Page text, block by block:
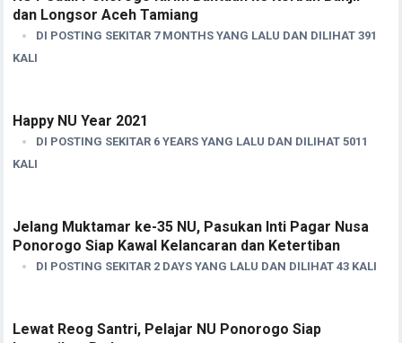
dan Longsor Aceh Tamiang
DI POSTING SEKITAR 7 MONTHS YANG LALU DAN DILIHAT 391
KALI
Happy NU Year 2021
DI POSTING SEKITAR 6 YEARS YANG LALU DAN DILIHAT 5011
KALI
Jelang Muktamar ke-35 NU, Pasukan Inti Pagar Nusa
Ponorogo Siap Kawal Kelancaran dan Ketertiban
DI POSTING SEKITAR 2 DAYS YANG LALU DAN DILIHAT 43 KALI
Lewat Reog Santri, Pelajar NU Ponorogo Siap